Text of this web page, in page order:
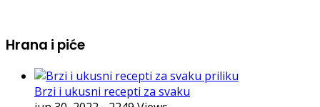
Hrana i piće
Brzi i ukusni recepti za svaku